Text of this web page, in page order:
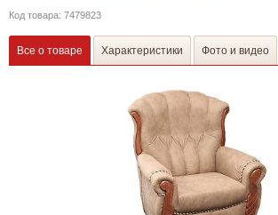
Код товара: 7479823
Все о товаре Характеристики Фото и видео